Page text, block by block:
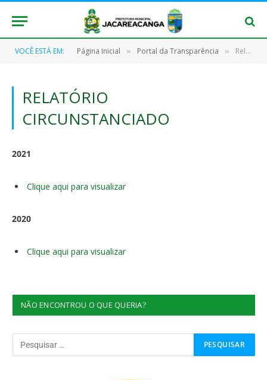
VOCÊ ESTÁ EM: Página Inicial » Portal da Transparência » Relatório Circunstanciado
RELATÓRIO
CIRCUNSTANCIADO
2021
Clique aqui para visualizar
2020
Clique aqui para visualizar
NÃO ENCONTROU O QUE QUERIA?